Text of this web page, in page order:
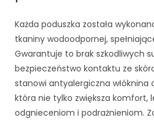
Każda poduszka została
tkaniny wodoodpornej,
Gwarantuje to brak szkodliwych
bezpieczeństwo kontaktu ze
stanowi antyalergiczna włóknina
która nie tylko zwiększa komfort,
odgnieceniom i podrażnieniom.